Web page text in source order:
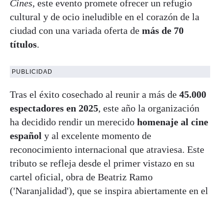
Cines, este evento promete ofrecer un refugio
cultural y de ocio ineludible en el corazón de la
ciudad con una variada oferta de más de 70
títulos.
PUBLICIDAD
Tras el éxito cosechado al reunir a más de 45.000
espectadores en 2025, este año la organización
ha decidido rendir un merecido homenaje al cine
español y al excelente momento de
reconocimiento internacional que atraviesa. Este
tributo se refleja desde el primer vistazo en su
cartel oficial, obra de Beatriz Ramo
('Naranjalidad'), que se inspira abiertamente en el